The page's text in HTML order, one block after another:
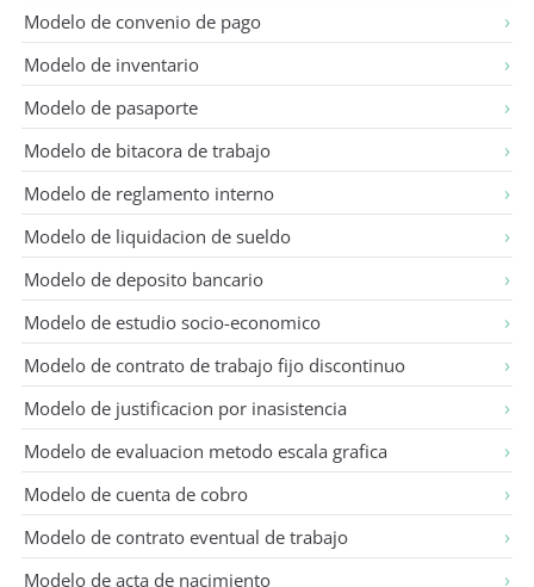
Modelo de convenio de pago
Modelo de inventario
Modelo de pasaporte
Modelo de bitacora de trabajo
Modelo de reglamento interno
Modelo de liquidacion de sueldo
Modelo de deposito bancario
Modelo de estudio socio-economico
Modelo de contrato de trabajo fijo discontinuo
Modelo de justificacion por inasistencia
Modelo de evaluacion metodo escala grafica
Modelo de cuenta de cobro
Modelo de contrato eventual de trabajo
Modelo de acta de nacimiento